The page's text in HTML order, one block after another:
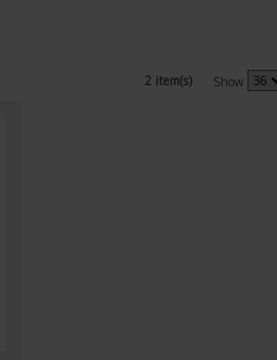
2 item(s) Show